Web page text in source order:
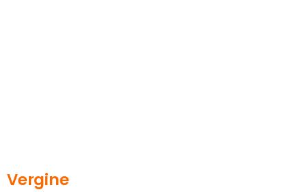
Vergine